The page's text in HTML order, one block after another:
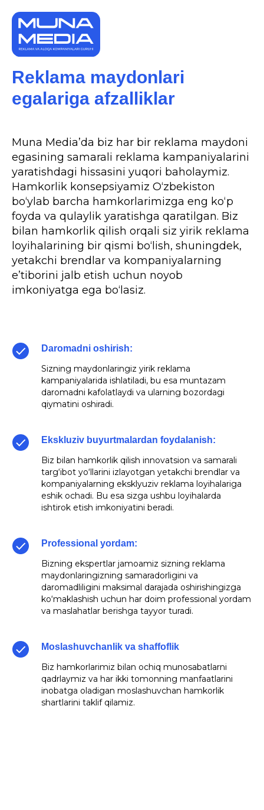
Reklama maydonlari
egalariga afzalliklar
Muna Media’da biz har bir reklama maydoni
egasining samarali reklama kampaniyalarini
yaratishdagi hissasini yuqori baholaymiz.
Hamkorlik konsepsiyamiz O‘zbekiston
bo‘ylab barcha hamkorlarimizga eng ko‘p
foyda va qulaylik yaratishga qaratilgan. Biz
bilan hamkorlik qilish orqali siz yirik reklama
loyihalarining bir qismi bo‘lish, shuningdek,
yetakchi brendlar va kompaniyalarning
e’tiborini jalb etish uchun noyob
imkoniyatga ega bo‘lasiz.
Daromadni oshirish:
Sizning maydonlaringiz yirik reklama
kampaniyalarida ishlatiladi, bu esa muntazam
daromadni kafolatlaydi va ularning bozordagi
qiymatini oshiradi.
Ekskluziv buyurtmalardan foydalanish:
Biz bilan hamkorlik qilish innovatsion va samarali
targ‘ibot yo‘llarini izlayotgan yetakchi brendlar va
kompaniyalarning eksklyuziv reklama loyihalariga
eshik ochadi. Bu esa sizga ushbu loyihalarda
ishtirok etish imkoniyatini beradi.
Professional yordam:
Bizning ekspertlar jamoamiz sizning reklama
maydonlaringizning samaradorligini va
daromadliligini maksimal darajada oshirishingizga
ko‘maklashish uchun har doim professional yordam
va maslahatlar berishga tayyor turadi.
Moslashuvchanlik va shaffoflik
Biz hamkorlarimiz bilan ochiq munosabatlarni
qadrlaymiz va har ikki tomonning manfaatlarini
inobatga oladigan moslashuvchan hamkorlik
shartlarini taklif qilamiz.